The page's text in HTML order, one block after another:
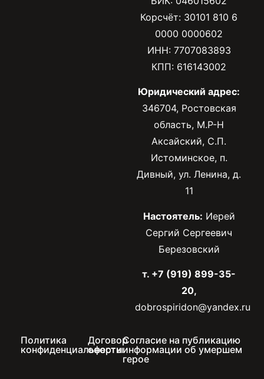
Корсчёт: 30101 810 6
0000 0000602
ИНН: 7707083893
КПП: 616143002
Юридический адрес:
346704, Ростовская
область, М.Р-Н
Аксайский, С.П.
Истоминское, п.
Дивный, ул. Ленина, д.
11
Настоятель: Иерей
Сергий Сергеевич
Березовский
т. +7 (919) 899-35-
20,
dobrospiridon@yandex.ru
Политика
конфиденциальности
Договор
оферты
Согласие на публикацию
информации об умершем
герое